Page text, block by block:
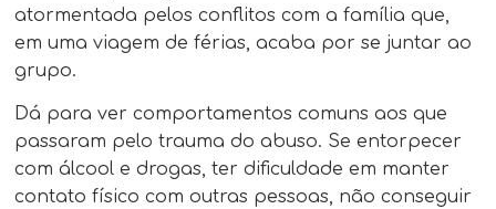
atormentada pelos conflitos com a família que,
em uma viagem de férias, acaba por se juntar ao
grupo.
Dá para ver comportamentos comuns aos que
passaram pelo trauma do abuso. Se entorpecer
com álcool e drogas, ter dificuldade em manter
contato físico com outras pessoas, não conseguir